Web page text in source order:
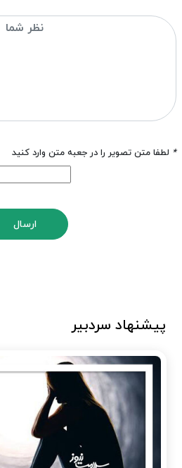
* لطفا متن تصویر را در جعبه متن وارد کنید
ارسال
پیشنهاد سردبیر